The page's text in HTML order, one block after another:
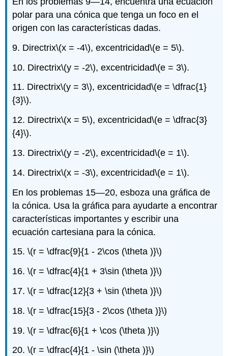
polar para una cónica que tenga un foco en el
origen con las características dadas.
9. Directrix\(x = -4\), excentricidad\(e = 5\).
10. Directrix\(y = -2\), excentricidad\(e = 3\).
11. Directrix\(y = 3\), excentricidad\(e = \dfrac{1}
{3}\).
12. Directrix\(x = 5\), excentricidad\(e = \dfrac{3}
{4}\).
13. Directrix\(y = -2\), excentricidad\(e = 1\).
14. Directrix\(x = -3\), excentricidad\(e = 1\).
En los problemas 15—20, esboza una gráfica de
la cónica. Usa la gráfica para ayudarte a encontrar
características importantes y escribir una
ecuación cartesiana para la cónica.
15.\(r = \dfrac{9}{1 - 2\cos (\theta )}\)
16.\(r = \dfrac{4}{1 + 3\sin (\theta )}\)
17.\(r = \dfrac{12}{3 + \sin (\theta )}\)
18.\(r = \dfrac{15}{3 - 2\cos (\theta )}\)
19.\(r = \dfrac{6}{1 + \cos (\theta )}\)
20.\(r = \dfrac{4}{1 - \sin (\theta )}\)